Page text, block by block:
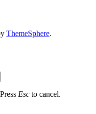
ThemeSphere.
Esc to cancel.